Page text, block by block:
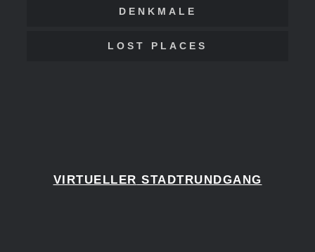
DENKMALE
LOST PLACES
VIRTUELLER STADTRUNDGANG